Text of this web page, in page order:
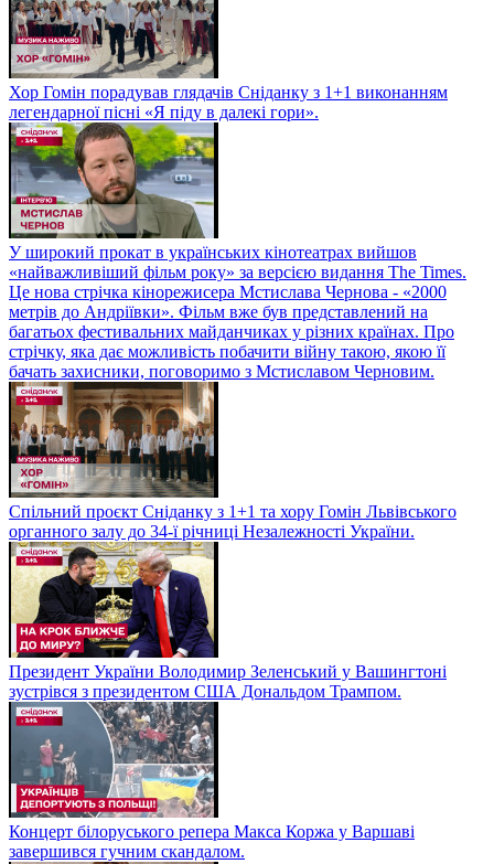
Хор Гомін порадував глядачів Сніданку з 1+1 виконанням
легендарної пісні «Я піду в далекі гори».
У широкий прокат в українських кінотеатрах вийшов
«найважливіший фільм року» за версією видання The Times.
Це нова стрічка кінорежисера Мстислава Чернова - «2000
метрів до Андріївки». Фільм вже був представлений на
багатьох фестивальних майданчиках у різних країнах. Про
стрічку, яка дає можливість побачити війну такою, якою її
бачать захисники, поговоримо з Мстиславом Черновим.
Спільний проєкт Сніданку з 1+1 та хору Гомін Львівського
органного залу до 34-ї річниці Незалежності України.
Президент України Володимир Зеленський у Вашингтоні
зустрівся з президентом США Дональдом Трампом.
Концерт білоруського репера Макса Коржа у Варшаві
завершився гучним скандалом.